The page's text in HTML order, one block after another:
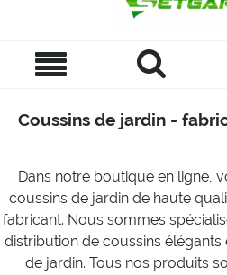
Coussins de jardin -
Dans notre boutique en ligne,
coussins de jardin de haute
fabricant. Nous sommes
distribution de coussins
de jardin. Tous nos produits